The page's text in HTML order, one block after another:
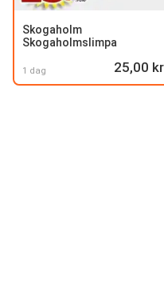
Skogaholm
Skogaholmslimpa
1 dag 25,00 kr